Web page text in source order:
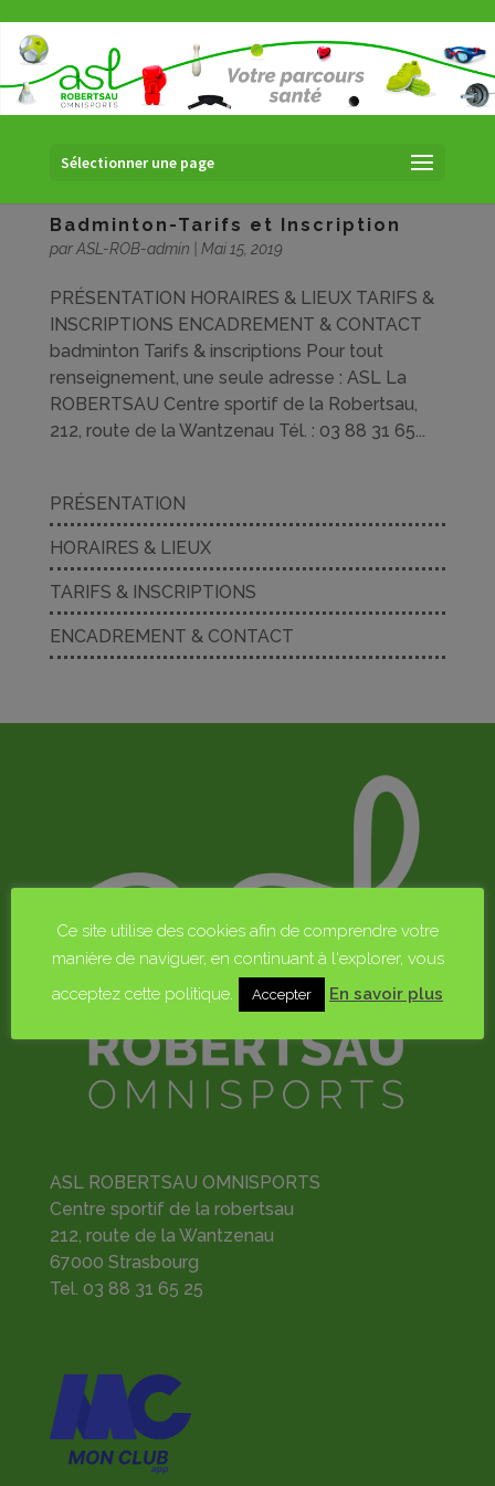
Sélectionner une page
Badminton-Tarifs et Inscription
parASL-ROB-admin Mai 15, 2019
PRÉSENTATION HORAIRES & LIEUX TARIFS &
INSCRIPTIONS ENCADREMENT & CONTACT
badminton Tarifs & inscriptions Pour tout
renseignement, une seule adresse : ASL La
ROBERTSAU Centre sportif de la Robertsau,
212, route de la Wantzenau Tél. : 03 88 31 65...
PRÉSENTATION
HORAIRES & LIEUX
TARIFS & INSCRIPTIONS
ENCADREMENT & CONTACT
ASL ROBERTSAU OMNISPORTS
Centre sportif de la robertsau
212, route de la Wantzenau
67000 Strasbourg
Tel. 03 88 31 65 25
Ce site utilise des cookies afin de comprendre votre
manière de naviguer, en continuant à l'explorer, vous
acceptez cette politique.
Accepter En savoir plus